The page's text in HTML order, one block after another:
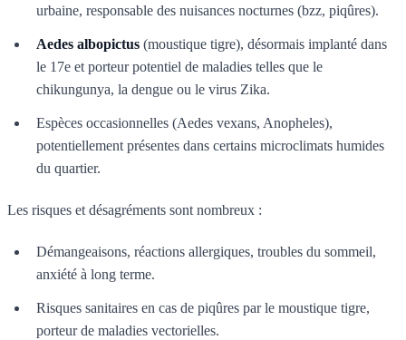
urbaine, responsable des nuisances nocturnes (bzz, piqûres).
Aedes albopictus (moustique tigre), désormais implanté dans
le 17e et porteur potentiel de maladies telles que le
chikungunya, la dengue ou le virus Zika.
Espèces occasionnelles (Aedes vexans, Anopheles),
potentiellement présentes dans certains microclimats humides
du quartier.
Les risques et désagréments sont nombreux :
Démangeaisons, réactions allergiques, troubles du sommeil,
anxiété à long terme.
Risques sanitaires en cas de piqûres par le moustique tigre,
porteur de maladies vectorielles.